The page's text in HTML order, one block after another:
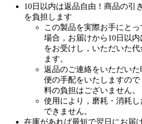
10日以内は返品自由！商品の引
を負担します
この製品を実際お手にと
場合，お届けから10日以
をお受けし，いただいた
ます。
返品のご連絡をいただい
便の手配をいたしますの
料の負担はございません。
使用により，磨耗・消耗
できません。
在庫があれば最短で翌日にお届